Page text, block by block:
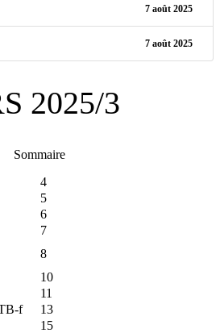
7 août 2025
7 août 2025
2025/3
Sommaire
4
5
6
7
8
10
11
f
13
15